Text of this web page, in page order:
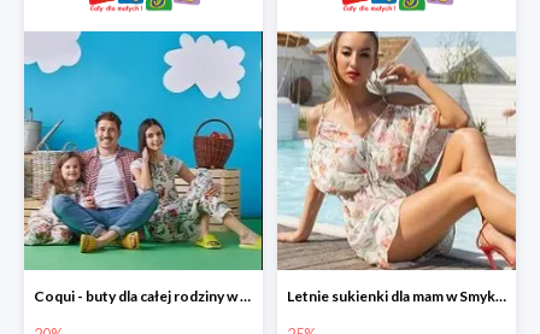
Coqui - buty dla całej rodziny w Smyku do -20% Letnie sukienki dla mam w Smyku do -25%